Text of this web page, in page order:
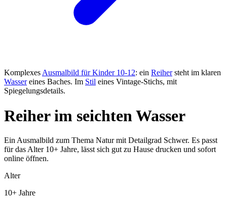
Komplexes Ausmalbild für Kinder 10-12: ein Reihersteht im klaren
Wassereines Baches. Im Stil eines Vintage-Stichs, mit
Spiegelungsdetails.
Reiher im seichten Wasser
Ein Ausmalbild zum Thema Natur mit Detailgrad Schwer. Es passt
für das Alter 10+ Jahre, lässt sich gut zu Hause drucken und sofort
online öffnen.
Alter
10+ Jahre